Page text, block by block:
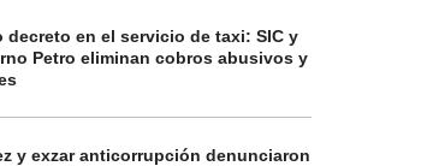
decreto en el servicio de taxi: SIC y
Petro eliminan cobros abusivos y
y exzar anticorrupción denunciaron